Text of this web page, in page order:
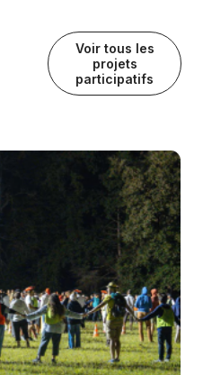
Voir tous les
projets
participatifs